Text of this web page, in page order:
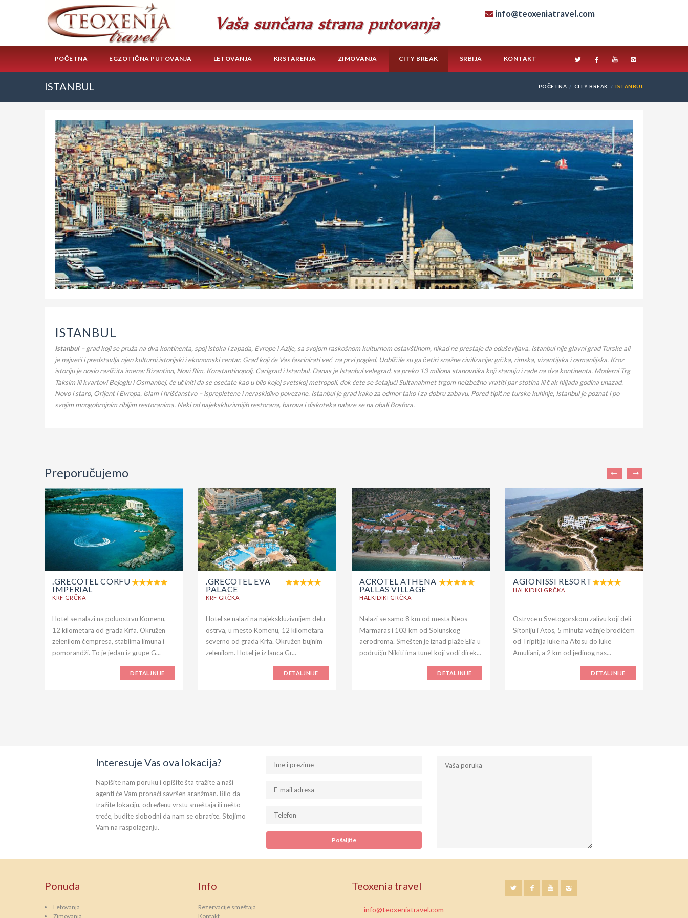
info@teoxeniatravel.com
POČETNA EGZOTIČNA PUTOVANJA LETOVANJA KRSTARENJA ZIMOVANJA CITY BREAK SRBIJA KONTAKT
ISTANBUL POČETNA CITY BREAK ISTANBUL
ISTANBUL
Istanbul – grad koji se pruža na dva kontinenta, spoj istoka i zapada, Evrope i Azije, sa svojom raskošnom kulturnom ostavštinom, nikad ne prestaje da oduševljava. Istanbul nije glavni grad Turske ali
je najveći i predstavlja njen kulturni,istorijski i ekonomski centar. Grad koji će Vas fascinirati već na prvi pogled. Uobličile su ga četiri snažne civilizacije: grčka, rimska, vizantijska i osmanlijska. Kroz
istoriju je nosio različita imena: Bizantion, Novi Rim, Konstantinopolj, Carigrad i Istanbul. Danas je Istanbul velegrad, sa preko 13 miliona stanovnika koji stanuju i rade na dva kontinenta. Moderni Trg
Taksim ili kvartovi Bejoglu i Osmanbej, će učiniti da se osećate kao u bilo kojoj svetskoj metropoli, dok ćete se šetajući Sultanahmet trgom neizbežno vratiti par stotina ili čak hiljada godina unazad.
Novo i staro, Orijent i Evropa, islam i hrišćanstvo – isprepletene i neraskidivo povezane. Istanbul je grad kako za odmor tako i za dobru zabavu. Pored tipične turske kuhinje, Istanbul je poznat i po
svojim mnogobrojnim ribljim restoranima. Neki od najekskluzivnijih restorana, barova i diskoteka nalaze se na obali Bosfora.
Preporučujemo
.GRECOTEL CORFU
IMPERIAL
KRF GRČKA
Hotel se nalazi na poluostrvu Komenu,
12 kilometara od grada Krfa. Okružen
zelenilom čempresa, stablima limuna i
pomorandži. To je jedan iz grupe G...
DETALJNIJE
.GRECOTEL EVA
PALACE
KRF GRČKA
Hotel se nalazi na najekskluzivnijem delu
ostrva, u mesto Komenu, 12 kilometara
severno od grada Krfa. Okružen bujnim
zelenilom. Hotel je iz lanca Gr...
DETALJNIJE
ACROTEL ATHENA
PALLAS VILLAGE
HALKIDIKI GRČKA
Nalazi se samo 8 km od mesta Neos
Marmaras i 103 km od Solunskog
aerodroma. Smešten je iznad plaže Elia u
području Nikiti ima tunel koji vodi direk...
DETALJNIJE
AGIONISSI RESORT
HALKIDIKI GRČKA
Ostrvce u Svetogorskom zalivu koji deli
Sitoniju i Atos, 5 minuta vožnje brodićem
od Tripitija luke na Atosu do luke
Amuliani, a 2 km od jedinog nas...
DETALJNIJE
Interesuje Vas ova lokacija?
Napišite nam poruku i opišite šta tražite a naši
agenti će Vam pronaći savršen aranžman. Bilo da
tražite lokaciju, određenu vrstu smeštaja ili nešto
treće, budite slobodni da nam se obratite. Stojimo
Vam na raspolaganju.
Ponuda
Letovanja
Zimovanja
Info
Rezervacije smeštaja
Kontakt
Teoxenia travel
info@teoxeniatravel.com